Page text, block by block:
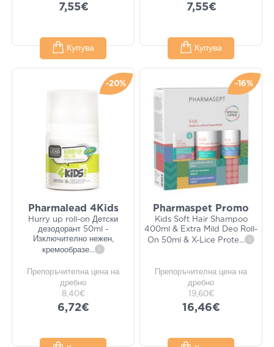
7,55€
Купува
7,55€
Купува
-20%
Pharmalead 4Kids
Hurry up roll-on Детски
дезодорант 50ml -
Изключително нежен,
кремообразе... i
Препоръчителна цена на
дребно
8,40€
6,72€
-16%
Pharmaspet Promo
Kids Soft Hair Shampoo
400ml & Extra Mild Deo Roll-
On 50ml & X-Lice Prote... i
Препоръчителна цена на
дребно
19,60€
16,46€